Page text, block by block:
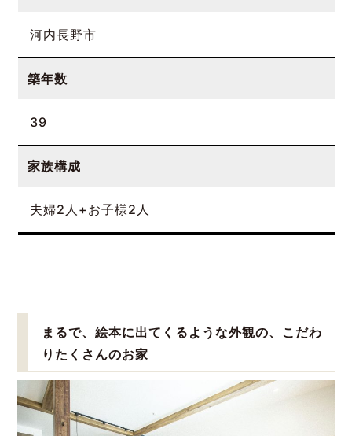
河内長野市
築年数
39
家族構成
夫婦2人+お子様2人
まるで、絵本に出てくるような外観の、こだわ
りたくさんのお家